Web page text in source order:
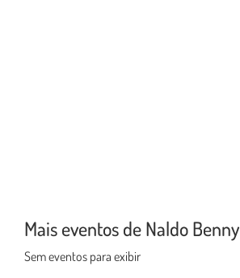
Mais eventos de Naldo Benny
Sem eventos para exibir